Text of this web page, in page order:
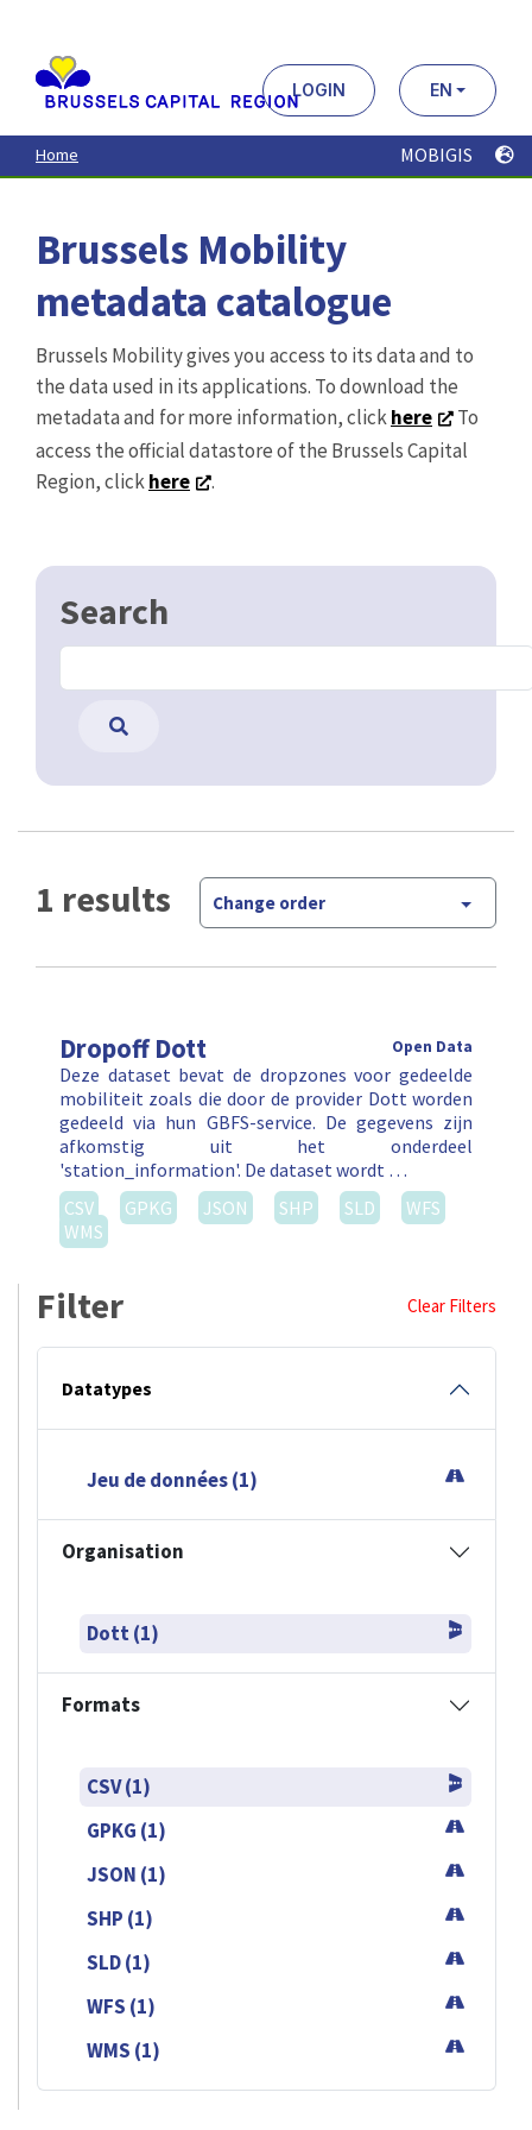
contenu
principal
LOGIN EN
Home MOBIGIS
Brussels Mobility
metadata catalogue
Brussels Mobility gives you access to its data and to
the data used in its applications. To download the
metadata and for more information, clickhere
To
access the official datastore of the Brussels Capital
Region, clickhere .
Search
1 results Change order
Dropoff Dott Open Data
Deze dataset bevat de dropzones voor gedeelde
mobiliteit zoals die door de provider Dott worden
gedeeld via hun GBFS-service. De gegevens zijn
afkomstig uit het onderdeel
'station_information'. De dataset wordt …
CSV
GPKG JSON SHP SLD
WFS
WMS
Filter Clear Filters
Datatypes
Jeu de données (1)
Organisation
Dott (1)
Formats
CSV (1)
GPKG (1)
JSON (1)
SHP (1)
SLD (1)
WFS (1)
WMS (1)